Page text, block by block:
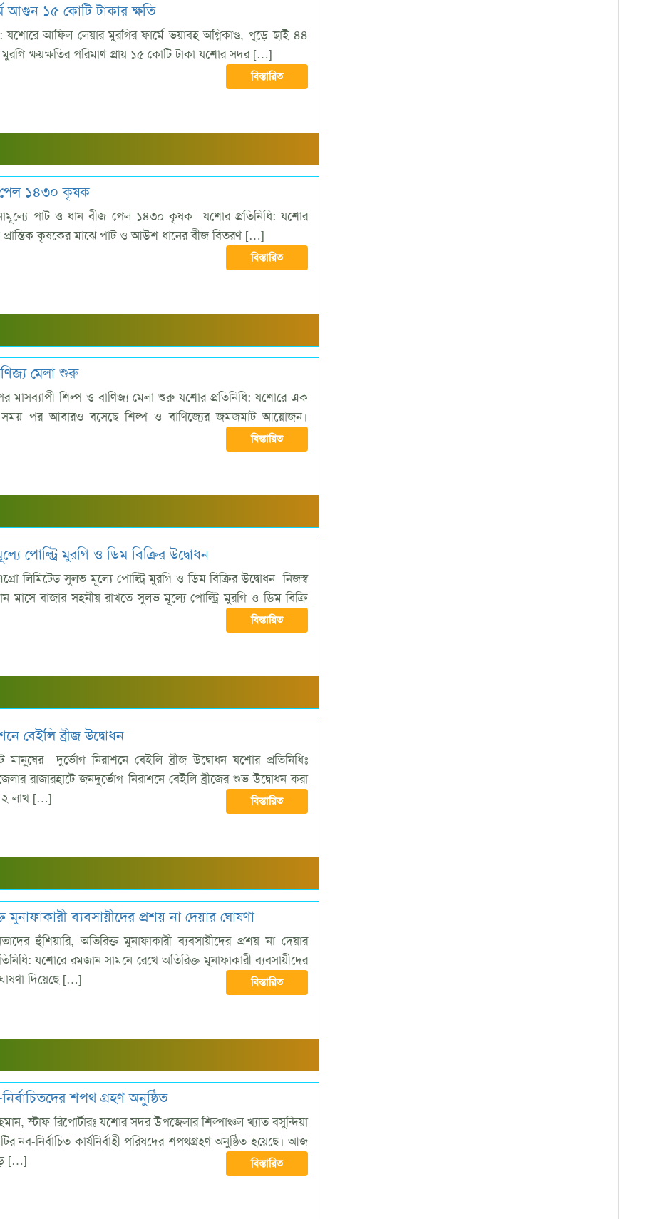
আগুন ১৫ কোটি টাকার ক্ষতি
যশোরে আফিল লেয়ার মুরগির ফার্মে ভয়াবহ অগ্নিকাণ্ড, পুড়ে ছাই ৪৪
মুরগি ক্ষয়ক্ষতির পরিমাণ প্রায় ১৫ কোটি টাকা যশোর সদর […]
বিস্তারিত
পেল ১৪৩০ কৃষক
পাট ও ধান বীজ পেল ১৪৩০ কৃষক যশোর প্রতিনিধি: যশোর
কৃষকের মাঝে পাট ও আউশ ধানের বীজ বিতরণ […]
বিস্তারিত
মেলা শুরু
শিল্প ও বাণিজ্য মেলা শুরু যশোর প্রতিনিধি: যশোরে এক
পর আবারও বসেছে শিল্প ও বাণিজ্যের জমজমাট আয়োজন।
বিস্তারিত
পোল্ট্রি মুরগি ও ডিম বিক্রির উদ্বোধন
লিমিটেড সুলভ মূল্যে পোল্ট্রি মুরগি ও ডিম বিক্রির উদ্বোধন নিজস্ব
মাসে বাজার সহনীয় রাখতে সুলভ মূল্যে পোল্ট্রি মুরগি ও ডিম বিক্রি
বিস্তারিত
বেইলি ব্রীজ উদ্বোধন
মানুষের দুর্ভোগ নিরাশনে বেইলি ব্রীজ উদ্বোধন যশোর প্রতিনিধিঃ
রাজারহাটে জনদুর্ভোগ নিরাশনে বেইলি ব্রীজের শুভ উদ্বোধন করা
২ লাখ […]
বিস্তারিত
মুনাফাকারী ব্যবসায়ীদের প্রশয় না দেয়ার ঘোষণা
হুঁশিয়ারি, অতিরিক্ত মুনাফাকারী ব্যবসায়ীদের প্রশয় না দেয়ার
যশোরে রমজান সামনে রেখে অতিরিক্ত মুনাফাকারী ব্যবসায়ীদের
দিয়েছে […]
বিস্তারিত
শপথ গ্রহণ অনুষ্ঠিত
স্টাফ রিপোর্টারঃ যশোর সদর উপজেলার শিল্পাঞ্চল খ্যাত বসুন্দিয়া
নব-নির্বাচিত কার্যনির্বাহী পরিষদের শপথগ্রহণ অনুষ্ঠিত হয়েছে। আজ
[…]
বিস্তারিত